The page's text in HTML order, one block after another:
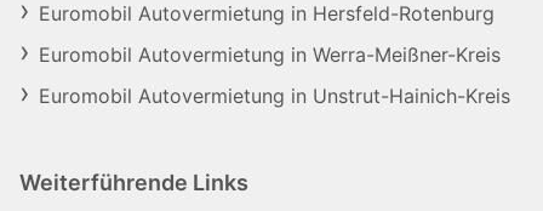
Euromobil Autovermietung in Hersfeld-Rotenburg
Euromobil Autovermietung in Werra-Meißner-Kreis
Euromobil Autovermietung in Unstrut-Hainich-Kreis
Weiterführende Links